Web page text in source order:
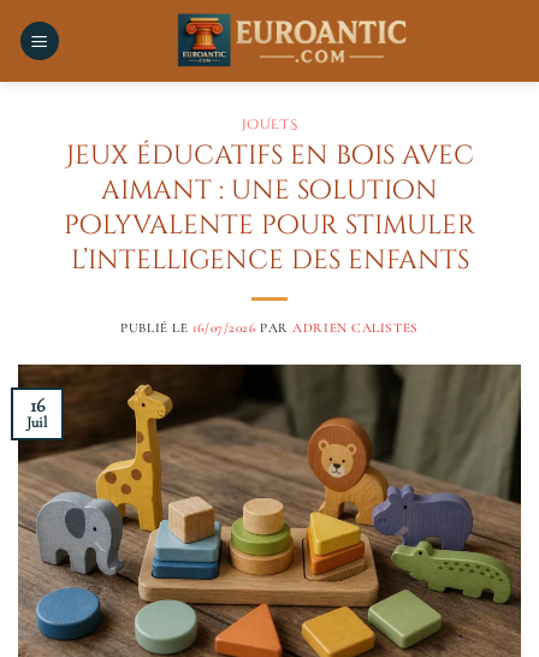
JOUETS
Jeux éducatifs en bois avec
aimant : une solution
polyvalente pour stimuler
l’intelligence des enfants
PUBLIÉ LE 16/07/2026 PAR ADRIEN CALISTES
16
Juil